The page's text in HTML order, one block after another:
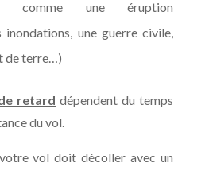
comme une éruption
inondations, une guerre civile,
de terre…)
retard dépendent du temps
du vol.
vol doit décoller avec un